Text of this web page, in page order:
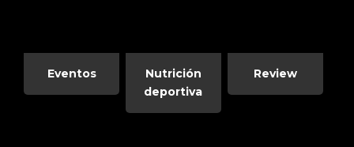
Eventos
Nutrición
deportiva
Review